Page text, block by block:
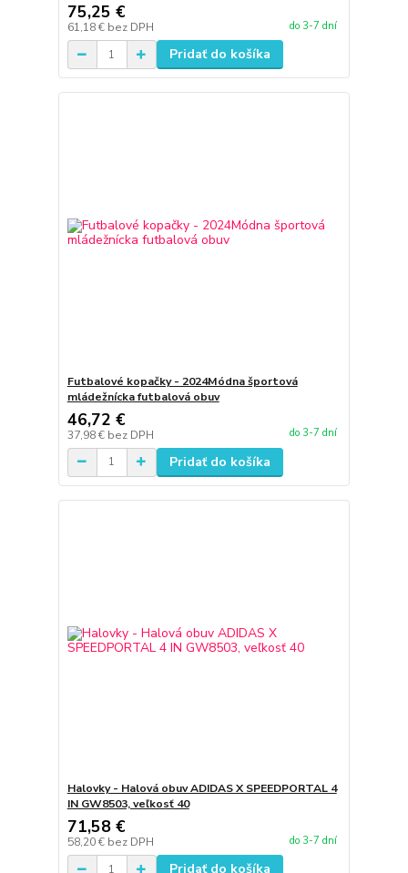
75,25 €
61,18 € bez DPH do 3-7 dní
Pridať do košíka
Futbalové kopačky - 2024Módna športová
mládežnícka futbalová obuv
46,72 €
37,98 € bez DPH do 3-7 dní
Pridať do košíka
Halovky - Halová obuv ADIDAS X SPEEDPORTAL 4
IN GW8503, veľkosť 40
71,58 €
58,20 € bez DPH do 3-7 dní
Pridať do košíka